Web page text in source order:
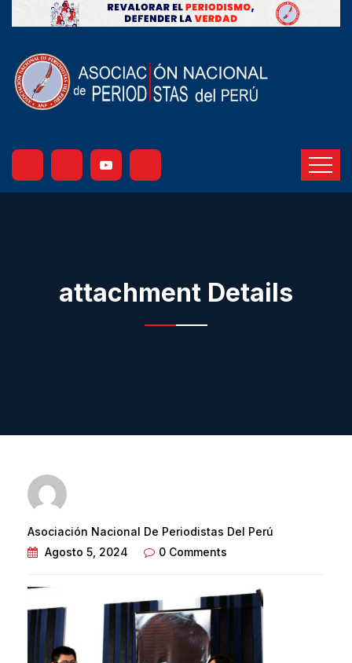
attachment Details
Asociación Nacional De Periodistas Del Perú
Agosto 5, 2024
0 Comments